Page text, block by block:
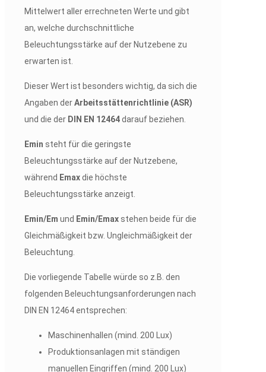
Mittelwert aller errechneten Werte und gibt
an, welche durchschnittliche
Beleuchtungsstärke auf der Nutzebene zu
erwarten ist.
Dieser Wert ist besonders wichtig, da sich die
Angaben derArbeitsstättenrichtlinie (ASR)
und die der DIN EN 12464darauf beziehen.
Emin steht für die geringste
Beleuchtungsstärke auf der Nutzebene,
während Emaxdie höchste
Beleuchtungsstärke anzeigt.
Emin/Em und Emin/Emax stehen beide für die
Gleichmäßigkeit bzw. Ungleichmäßigkeit der
Beleuchtung.
Die vorliegende Tabelle würde so z.B. den
folgenden Beleuchtungsanforderungen nach
DIN EN 12464 entsprechen:
Maschinenhallen (mind. 200 Lux)
Produktionsanlagen mit ständigen
manuellen Eingriffen (mind. 200 Lux)